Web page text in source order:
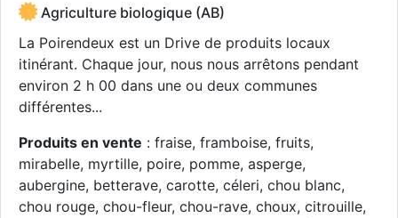
Agriculture biologique (AB)
La Poirendeux est un Drive de produits locaux
itinérant. Chaque jour, nous nous arrêtons pendant
environ 2 h 00 dans une ou deux communes
différentes...
Produits en vente : fraise, framboise, fruits,
mirabelle, myrtille, poire, pomme, asperge,
aubergine, betterave, carotte, céleri, chou blanc,
chou rouge, chou-fleur, chou-rave, choux, citrouille,